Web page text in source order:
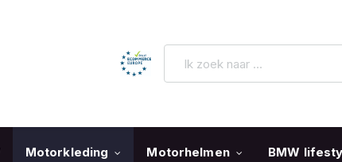
Motorkleding Motorhelmen BMW